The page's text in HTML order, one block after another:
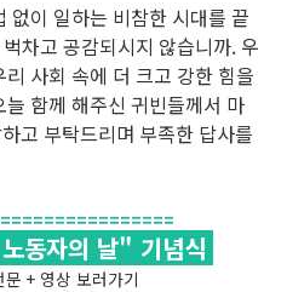
없이 일하는 비참한 시대를 끝
차고 공감되시지 않습니까. 우
사회 속에 더 크고 강한 힘을
함께 해주신 귀빈들께서 마
고 부탁드리며 부족한 답사를
동자의 날" 기념식
+ 영상 보러가기